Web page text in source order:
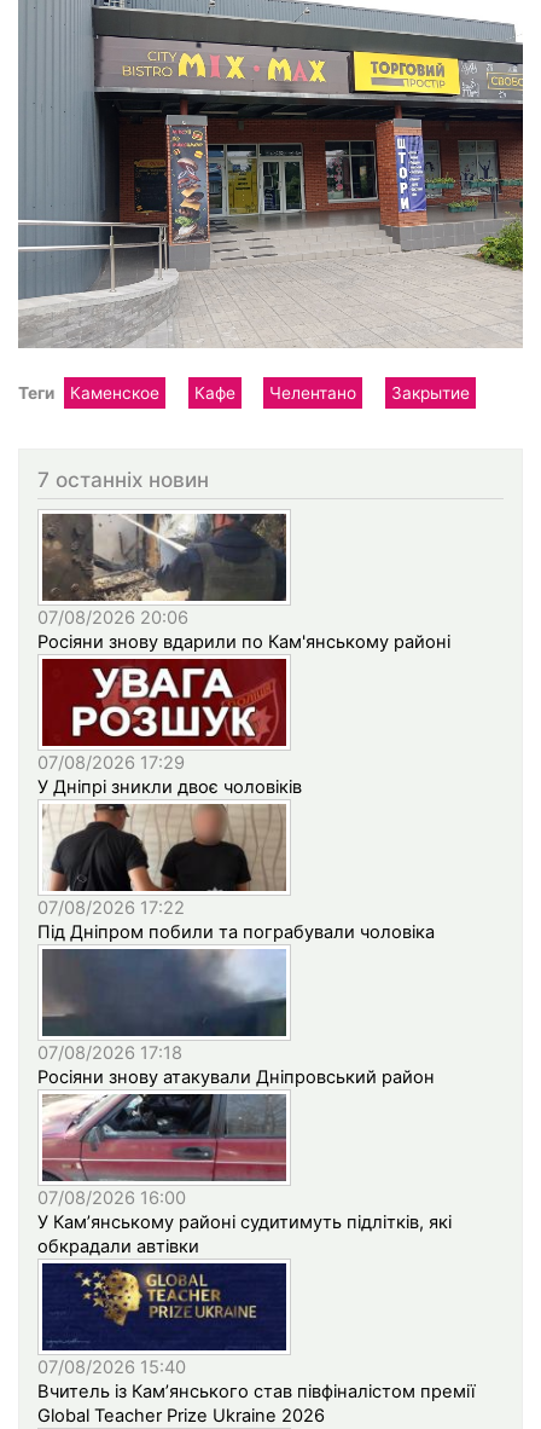
Теги Каменское Кафе Челентано Закрытие
7 останніх новин
07/08/2026 20:06
Росіяни знову вдарили по Кам'янському районі
07/08/2026 17:29
У Дніпрі зникли двоє чоловіків
07/08/2026 17:22
Під Дніпром побили та пограбували чоловіка
07/08/2026 17:18
Росіяни знову атакували Дніпровський район
07/08/2026 16:00
У Кам’янському районі судитимуть підлітків, які
обкрадали автівки
07/08/2026 15:40
Вчитель із Кам’янського став півфіналістом премії
Global Teacher Prize Ukraine 2026